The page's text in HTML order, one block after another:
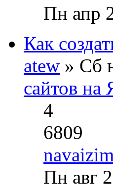
Пн апр
Как
atew » Сб
сайтов на
4
6809
Пн авг